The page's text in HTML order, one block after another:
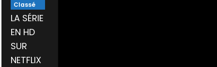
Classé
LA SÉRIE
EN HD
SUR
NETFLIX